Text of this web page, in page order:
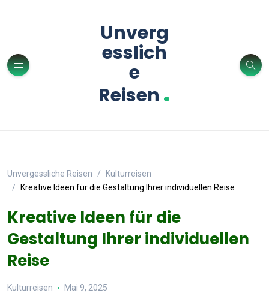
Unverg
esslich
e
Reisen .
Unvergessliche Reisen
Kulturreisen
Kreative Ideen für die Gestaltung Ihrer individuellen Reise
Kreative Ideen für die
Gestaltung Ihrer individuellen
Reise
Kulturreisen Mai 9, 2025